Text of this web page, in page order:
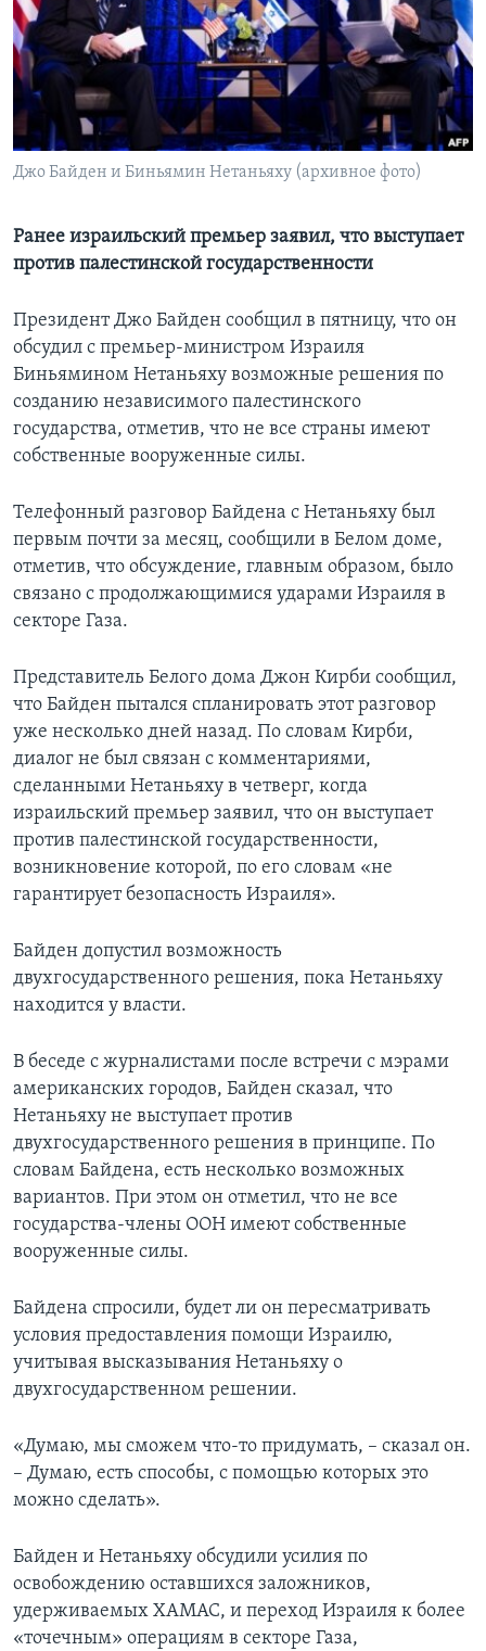
Learning English
СОЦИАЛЬНЫЕ СЕТИ
Джо Байден и Биньямин Нетаньяху (архивное фото)
Ранее израильский премьер заявил, что выступает
против палестинской государственности
Президент Джо Байден сообщил в пятницу, что он
обсудил с премьер-министром Израиля
Биньямином Нетаньяху возможные решения по
созданию независимого палестинского
государства, отметив, что не все страны имеют
собственные вооруженные силы.
Телефонный разговор Байдена с Нетаньяху был
первым почти за месяц, сообщили в Белом доме,
отметив, что обсуждение, главным образом, было
связано с продолжающимися ударами Израиля в
секторе Газа.
Представитель Белого дома Джон Кирби сообщил,
что Байден пытался спланировать этот разговор
уже несколько дней назад. По словам Кирби,
диалог не был связан с комментариями,
сделанными Нетаньяху в четверг, когда
израильский премьер заявил, что он выступает
против палестинской государственности,
возникновение которой, по его словам «не
гарантирует безопасность Израиля».
Байден допустил возможность
двухгосударственного решения, пока Нетаньяху
находится у власти.
В беседе с журналистами после встречи с мэрами
американских городов, Байден сказал, что
Нетаньяху не выступает против
двухгосударственного решения в принципе. По
словам Байдена, есть несколько возможных
вариантов. При этом он отметил, что не все
государства-члены ООН имеют собственные
вооруженные силы.
Байдена спросили, будет ли он пересматривать
условия предоставления помощи Израилю,
учитывая высказывания Нетаньяху о
двухгосударственном решении.
«Думаю, мы сможем что-то придумать, – сказал он.
– Думаю, есть способы, с помощью которых это
можно сделать».
Байден и Нетаньяху обсудили усилия по
освобождению оставшихся заложников,
удерживаемых ХАМАС, и переход Израиля к более
«точечным» операциям в секторе Газа,